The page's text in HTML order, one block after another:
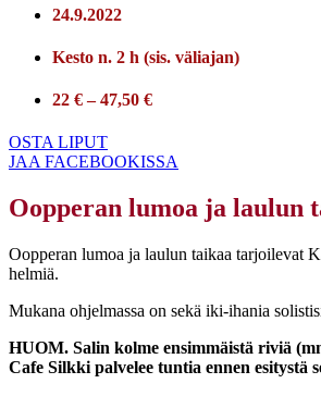
24.9.2022
Kesto n. 2 h (sis. väliajan)
22 € – 47,50 €
OSTA LIPUT
JAA FACEBOOKISSA
Oopperan lumoa ja laulun
Oopperan lumoa ja laulun taikaa tarjoilevat
helmiä.
Mukana ohjelmassa on sekä iki-ihania
HUOM. Salin kolme ensimmäistä riviä
Cafe Silkki palvelee tuntia ennen esitystä